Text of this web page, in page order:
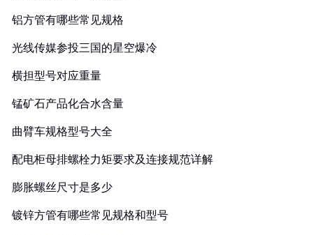
铝方管有哪些常见规格
光线传媒参投三国的星空爆冷
横担型号对应重量
锰矿石产品化合水含量
曲臂车规格型号大全
配电柜母排螺栓力矩要求及连接规范详解
膨胀螺丝尺寸是多少
镀锌方管有哪些常见规格和型号